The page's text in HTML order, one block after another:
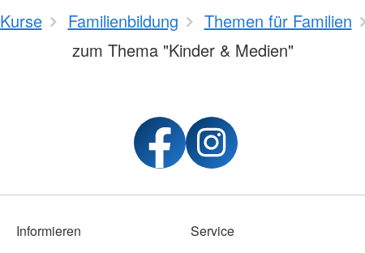
Kurse Familienbildung Themen für Familien
zum Thema "Kinder & Medien"
Informieren
Service